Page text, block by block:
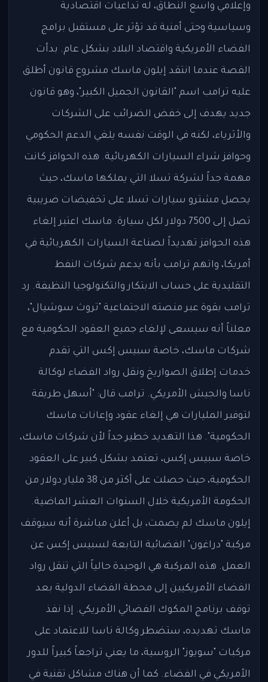
وإعلامي واسع النطاق، له تداعيات اقتصادية
وسياسية وحتى أمنية قد تؤثر على مستقبل برامج
الفضاء الأمريكية واقتصاد البلاد بشكل عام. بدأت
القصة عندما انتقد إيلون ماسك مشروع قانون أطلق
عليه ترامب اسم "القانون الجميل الكبير"، وهو قانون
جديد يهدف إلى خفض الضرائب على الشركات
والأثرياء، لكنه في الوقت نفسه يلغي الدعم الحكومي
وحوافز شراء السيارات الكهربائية. هذه الحوافز كانت
مهمة جداً لشركة تسلا التي يملكها ماسك، حيث
يحصل مشترو سيارات تسلا على تخفيضات ضريبية
تصل إلى 7500 دولار لكل سيارة. ماسك اعتبر إلغاء
هذه الحوافز تهديداً لصناعة السيارات الكهربائية في
أمريكا، واتهم ترامب بأنه يدعم شركات النفط
التقليدية على حساب الابتكار والتكنولوجيا النظيفة. رد
ترامب بقوة عبر منصته الاجتماعية "تروث سوشيال"،
معلناً أنه سيسعى لإلغاء جميع العقود الحكومية مع
شركات ماسك، خاصة سبيس إكس التي تقدم
خدمات إطلاق الصواريخ ونقل رواد الفضاء لوكالة
ناسا والجيش الأمريكي. ترامب قال: "أسهل طريقة
لتوفير المليارات هي إلغاء عقود وإعانات ماسك
الحكومية". هذا التهديد خطير جداً لأن شركات ماسك،
خاصة سبيس إكس، تعتمد بشكل كبير على العقود
الحكومية، حيث حصلت على أكثر من 38 مليار دولار من
الحكومة الأمريكية خلال السنوات العشر الماضية.
إيلون ماسك لم يصمت، بل أعلن مباشرة أنه سيوقف
مركبة "دراغون" الفضائية التابعة لسبيس إكس عن
العمل. هذه المركبة هي الوحيدة حالياً التي تنقل رواد
الفضاء الأمريكيين إلى محطة الفضاء الدولية بعد
توقف برنامج المكوك الفضائي الأمريكي. إذا نفذ
ماسك تهديده، ستضطر وكالة ناسا للاعتماد على
مركبات "سويوز" الروسية، ما يعني تراجعاً كبيراً للدور
الأمريكي في الفضاء. كما أن هناك مشاكل تقنية في